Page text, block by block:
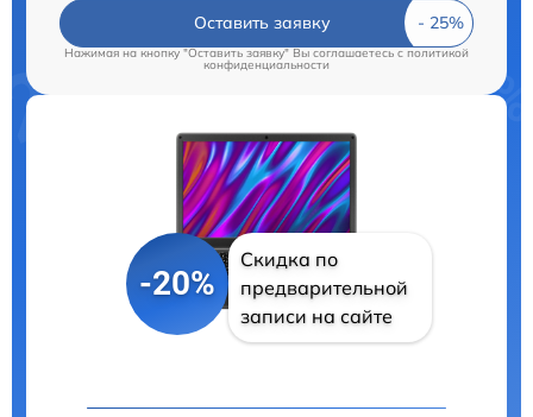
Оставить заявку
Нажимая на кнопку "Оставить заявку" Вы соглашаетесь cполитикой
конфиденциальности
-20%
Скидка по
предварительной
записи на сайте